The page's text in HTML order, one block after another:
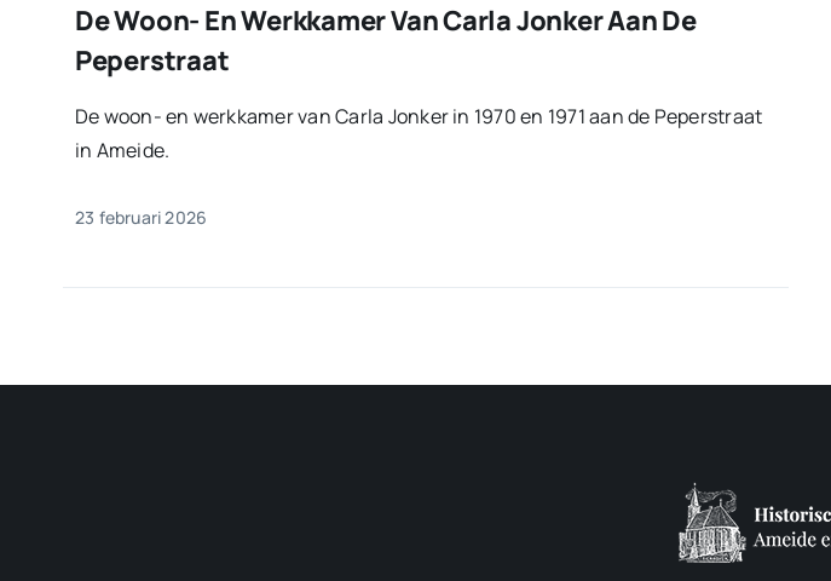
De Woon- En Werkkamer Van Carla Jonker Aan De
Peperstraat
De woon- en werkkamer van Carla Jonker in 1970 en 1971 aan de Peperstraat
in Ameide.
23 februari 2026